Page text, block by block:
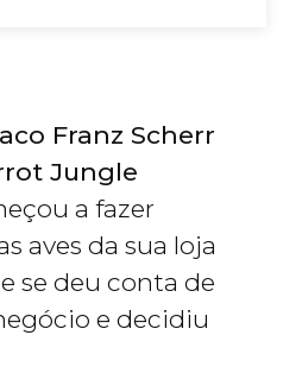
Franz Scherr
Jungle
a fazer
aves da sua loja
se deu conta de
e decidiu